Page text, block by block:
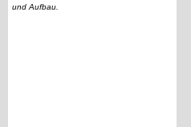
und Aufbau.